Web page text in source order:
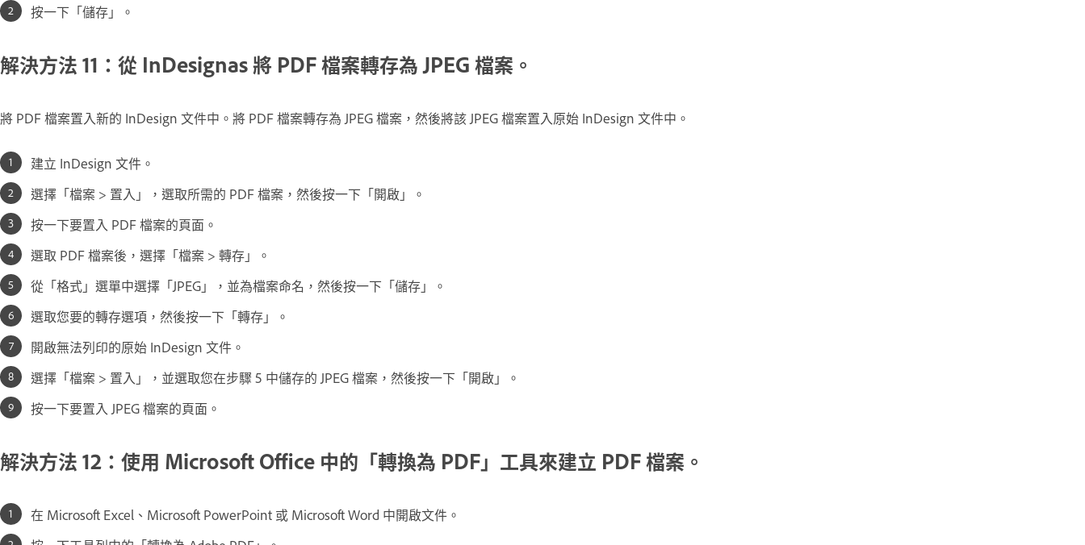
按一下「儲存」。
解決方法 11：從 InDesignas 將 PDF 檔案轉存為 JPEG 檔案。
將 PDF 檔案置入新的 InDesign 文件中。將 PDF 檔案轉存為 JPEG 檔案，然後將該 JPEG 檔案置入原始 InDesign 文件中。
建立 InDesign 文件。
選擇「檔案 > 置入」，選取所需的 PDF 檔案，然後按一下「開啟」。
按一下要置入 PDF 檔案的頁面。
選取 PDF 檔案後，選擇「檔案 > 轉存」。
從「格式」選單中選擇「JPEG」，並為檔案命名，然後按一下「儲存」。
選取您要的轉存選項，然後按一下「轉存」。
開啟無法列印的原始 InDesign 文件。
選擇「檔案 > 置入」，並選取您在步驟 5 中儲存的 JPEG 檔案，然後按一下「開啟」。
按一下要置入 JPEG 檔案的頁面。
解決方法 12：使用 Microsoft Office 中的「轉換為 PDF」工具來建立 PDF 檔案。
在 Microsoft Excel、Microsoft PowerPoint 或 Microsoft Word 中開啟文件。